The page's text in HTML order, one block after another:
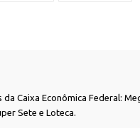
Caixa Econômica Federal:
Sete e Loteca.